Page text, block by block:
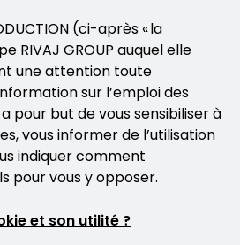
(ci-après « la
RIVAJ GROUP auquel elle
une attention toute
sur l’emploi des
pour but de vous sensibiliser à
vous informer de l’utilisation
indiquer comment
pour vous y opposer.
et son utilité ?